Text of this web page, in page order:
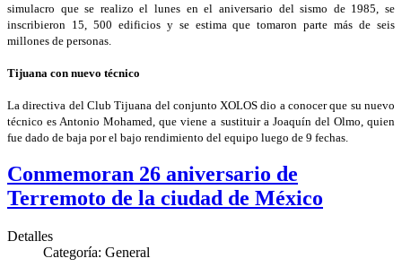
simulacro que se realizo el lunes en el aniversario del sismo de 1985, se
inscribieron 15, 500 edificios y se estima que tomaron parte más de seis
millones de personas.
Tijuana con nuevo técnico
La directiva del Club Tijuana del conjunto XOLOS dio a conocer que su nuevo
técnico es Antonio Mohamed, que viene a sustituir a Joaquín del Olmo, quien
fue dado de baja por el bajo rendimiento del equipo luego de 9 fechas.
Conmemoran 26 aniversario de
Terremoto de la ciudad de México
Detalles
Categoría: General